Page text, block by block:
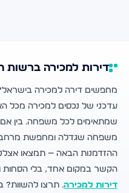
דירות למכירה ברשות
מחפשים דירה למכירה
עדכני של נכסים למכירה מכל
שמתאימים לכל משפחה. בין
משפחה שגדלה ומחפשת
ההזדמנות הבאה — תמצאו
הקשר במקום אחד, בלי הסחות
דירות למכירה. תרצו להשוות?